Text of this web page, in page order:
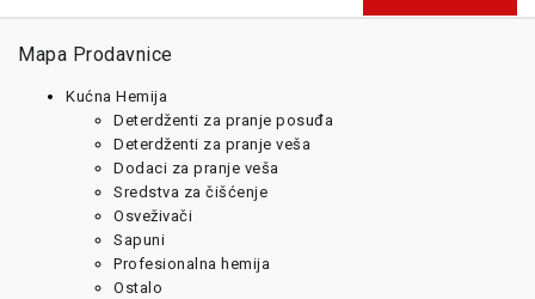
Mapa Prodavnice
Kućna Hemija
Deterdženti za pranje posuđa
Deterdženti za pranje veša
Dodaci za pranje veša
Sredstva za čišćenje
Osveživači
Sapuni
Profesionalna hemija
Ostalo